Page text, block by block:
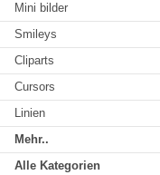
Mini bilder
Smileys
Cliparts
Cursors
Linien
Mehr..
Alle Kategorien